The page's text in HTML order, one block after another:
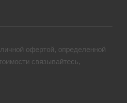
офертой, определенной
связывайтесь,